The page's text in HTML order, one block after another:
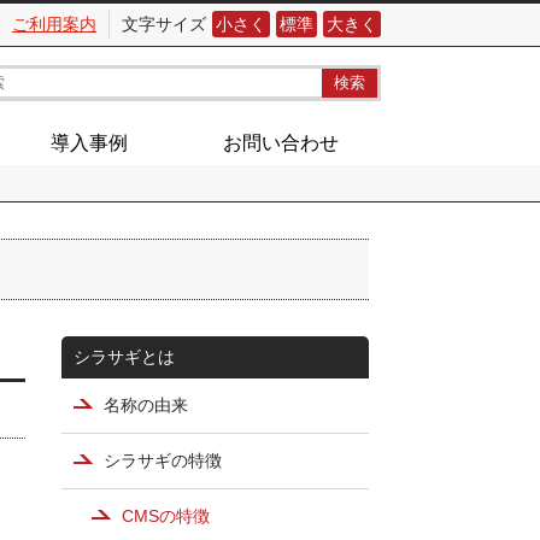
文字サイズ 小さく 標準 大きく
ご利用案内
導入事例 お問い合わせ
シラサギとは
名称の由来
シラサギの特徴
CMSの特徴